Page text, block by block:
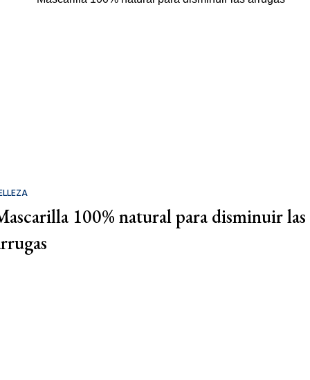
100% natural para disminuir las